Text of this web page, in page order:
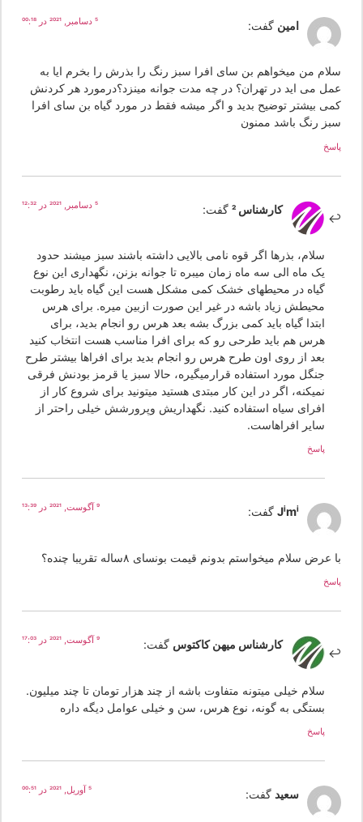
امین گفت:
من میخواهم بن سای افرا سبز رنگ را بذرش را بخرم ایا به
می اید در تهران؟ در چه مدت جوانه مینزد؟درمورد هر کردنش
بیشتر توضیح بدید و اگر میشه فقط در مورد گیاه بن سای افرا
رنگ باشد ممنون
کارشناس 2 گفت:
سلام، بذرها اگر قوه نامی بالایی داشته باشند سبز میشند حدود
یک ماه الی سه ماه زمان میبره تا جوانه بزنن، نگهداری این نوع
گیاه در محیطهای خشک کمی مشکل هست این گیاه باید رطوبت
محیطش زیاد باشه در غیر این صورت ازبین میره. برای هرس
ابتدا گیاه باید کمی بزرگ بشه بعد هرس رو انجام بدید، برای
هرس هم باید طرحی رو که برای افرا مناسب هست انتخاب کنید
بعد از روی اون طرح هرس رو انجام بدید برای افراها بیشتر طرح
جنگل مورد استفاده قرارمیگیره، حالا سبز یا قرمز بودنش فرقی
نمیکنه، اگر در این کار مبتدی هستید میتونید برای شروع کار از
افرای سیاه استفاده کنید. نگهداریش وپرورشش خیلی راحتر از
سایر افراهاست.
Jimi گفت:
عرض سلام میخواستم بدونم قیمت بونسای ۸ساله تقریبا چنده؟
کارشناس میهن کاکتوس گفت:
سلام خیلی میتونه متفاوت باشه از چند هزار تومان تا چند میلیون.
بستگی به گونه، نوع هرس، سن و خیلی عوامل دیگه داره
سعید گفت: